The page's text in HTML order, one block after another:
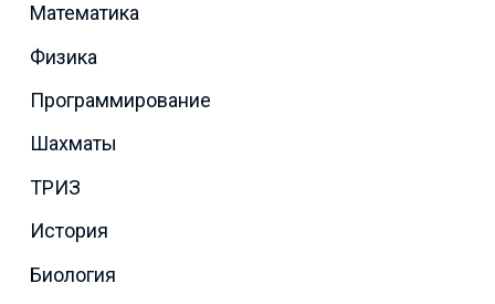
Математика
Физика
Программирование
Шахматы
ТРИЗ
История
Биология